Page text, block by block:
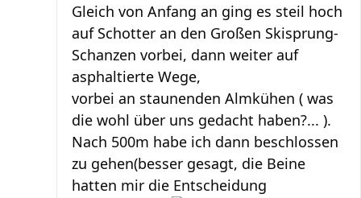
Gleich von Anfang an ging es steil hoch
auf Schotter an den Großen Skisprung-
Schanzen vorbei, dann weiter auf
asphaltierte Wege,
vorbei an staunenden Almkühen ( was
die wohl über uns gedacht haben?... ).
Nach 500m habe ich dann beschlossen
zu gehen(besser gesagt, die Beine
hatten mir die Entscheidung